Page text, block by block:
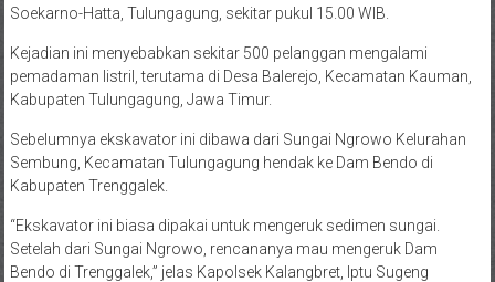
Soekarno-Hatta, Tulungagung, sekitar pukul 15.00 WIB.
Kejadian ini menyebabkan sekitar 500 pelanggan mengalami
pemadaman listril, terutama di Desa Balerejo, Kecamatan Kauman,
Kabupaten Tulungagung, Jawa Timur.
Sebelumnya ekskavator ini dibawa dari Sungai Ngrowo Kelurahan
Sembung, Kecamatan Tulungagung hendak ke Dam Bendo di
Kabupaten Trenggalek.
“Ekskavator ini biasa dipakai untuk mengeruk sedimen sungai.
Setelah dari Sungai Ngrowo, rencananya mau mengeruk Dam
Bendo di Trenggalek,” jelas Kapolsek Kalangbret, Iptu Sugeng